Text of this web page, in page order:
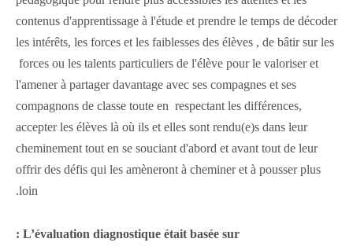
contenus d'apprentissage à l'étude et prendre le temps de décoder
les intérêts, les forces et les faiblesses des élèves , de bâtir sur les
forces ou les talents particuliers de l'élève pour le valoriser et
l'amener à partager davantage avec ses compagnes et ses
compagnons de classe toute en respectant les différences,
accepter les élèves là où ils et elles sont rendu(e)s dans leur
cheminement tout en se souciant d'abord et avant tout de leur
offrir des défis qui les amèneront à cheminer et à pousser plus
loin.
L’évaluation diagnostique était basée sur :